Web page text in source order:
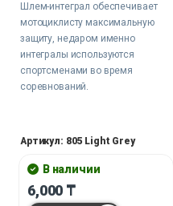
Шлем-интеграл обеспечивает
мотоциклисту максимальную
защиту, недаром именно
интегралы используются
спортсменами во время
соревнований.
Артикул: 805 Light Grey
В наличии
6,000 ₸